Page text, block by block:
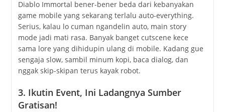
Diablo Immortal bener-bener beda dari kebanyakan
game mobile yang sekarang terlalu auto-everything.
Serius, kalau lo cuman ngandelin auto, main story
mode jadi mati rasa. Banyak banget cutscene kece
sama lore yang dihidupin ulang di mobile. Kadang gue
sengaja slow, sambil minum kopi, baca dialog, dan
nggak skip-skipan terus kayak robot.
3. Ikutin Event, Ini Ladangnya Sumber
Gratisan!